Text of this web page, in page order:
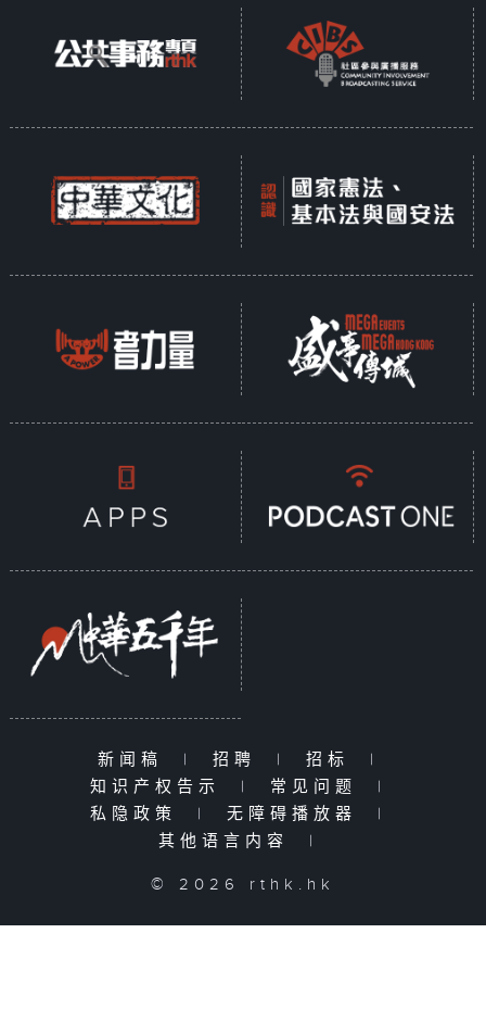
新闻稿 | 招聘 | 招标
|
知识产权告示
| 常见问题
|
私隐政策
| 无障碍播放器
|
其他语言内容
|
© 2026 rthk.hk